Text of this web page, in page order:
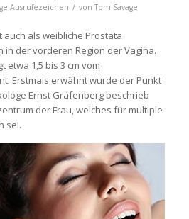
Ausrufezeichen / vonTom Savage
auch als weibliche Prostata
in der vorderen Region der Vagina.
etwa 1,5 bis 3 cm vom
Erstmals erwähnt wurde der Punkt
Ernst Gräfenberg beschrieb
der Frau, welches für multiple
sei.